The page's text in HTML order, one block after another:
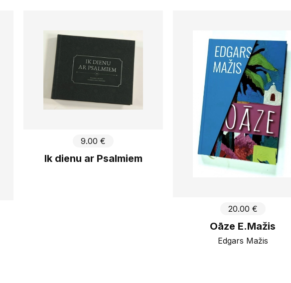
9.00 €
Ik dienu ar Psalmiem
20.00 €
Oāze E.Mažis
Edgars Mažis